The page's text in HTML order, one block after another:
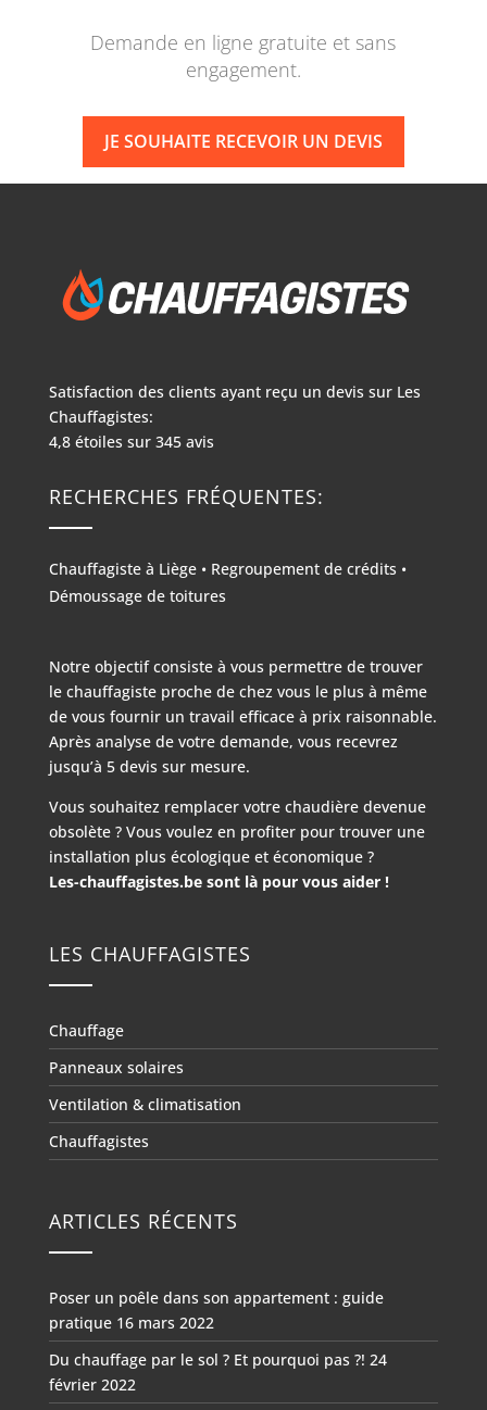
Demande en ligne gratuite et sans
engagement.
JE SOUHAITE RECEVOIR UN DEVIS
Satisfaction des clients ayant reçu un devis sur Les
Chauffagistes:
4,8étoiles sur 345avis
RECHERCHES FRÉQUENTES:
Chauffagiste à Liège• Regroupement de crédits •
Démoussage de toitures
Notre objectif consiste à vous permettre de trouver
le chauffagiste proche de chez vous le plus à même
de vous fournir un travail efficace à prix raisonnable.
Après analyse de votre demande, vous recevrez
jusqu’à 5 devis sur mesure.
Vous souhaitez remplacer votre chaudière devenue
obsolète ? Vous voulez en profiter pour trouver une
installation plus écologique et économique ?
Les-chauffagistes.be sont là pour vous aider !
LES CHAUFFAGISTES
Chauffage
Panneaux solaires
Ventilation & climatisation
Chauffagistes
ARTICLES RÉCENTS
Poser un poêle dans son appartement : guide
pratique 16 mars 2022
Du chauffage par le sol ? Et pourquoi pas ?! 24
février 2022